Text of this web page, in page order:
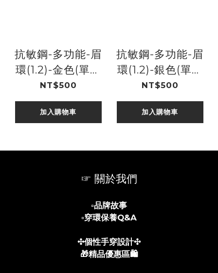
抗敏鋼-多功能-眉
環(1.2)-金色(單支
價)(IY)
NT$500
加入購物車
抗敏鋼-多功能-眉
環(1.2)-銀色(單支
價)(IY)
NT$500
加入購物車
☞ 關於我們
▫️品牌故事
▫️穿環保養Q&A
✣個性手穿設計✣
🎁精品優惠區🛍️